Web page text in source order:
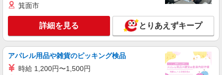
派遣社員
株式会社kotrio /●UT-H-1811266
障がい者デイで送迎、見守りなど★鹿沼市★運
転できる方急募
時給1500円〜2125円 ＜日払い有/週払い有/交
箕面市
詳細を見る とりあえずキープ
アパレル用品や雑貨のピッキング検品
時給 1,200円〜1,500円